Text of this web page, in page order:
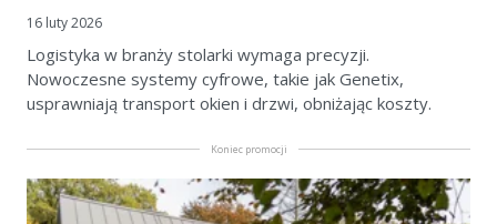
16 luty 2026
Logistyka w branży stolarki wymaga precyzji.
Nowoczesne systemy cyfrowe, takie jak Genetix,
usprawniają transport okien i drzwi, obniżając koszty.
Koniec promocji